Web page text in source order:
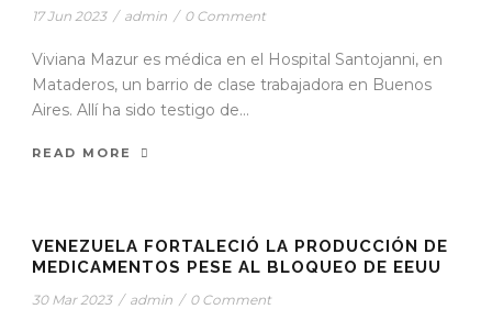
17 Jun 2023 / admin / 0 Comment
Viviana Mazur es médica en el Hospital Santojanni, en
Mataderos, un barrio de clase trabajadora en Buenos
Aires. Allí ha sido testigo de...
READ MORE
VENEZUELA FORTALECIÓ LA PRODUCCIÓN DE
MEDICAMENTOS PESE AL BLOQUEO DE EEUU
30 Mar 2023 / admin / 0 Comment